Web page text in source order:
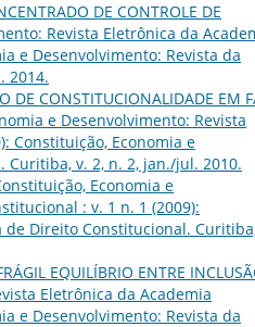
DE CONTROLE DE
Revista Eletrônica da
e Desenvolvimento: Revista da
2014.
DE CONSTITUCIONALIDADE EM
e Desenvolvimento: Revista
Constituição, Economia e
v. 2, n. 2, jan./jul. 2010.
Economia e
: v. 1 n. 1 (2009):
de Direito Constitucional.
EQUILÍBRIO ENTRE
Eletrônica da Academia
e Desenvolvimento: Revista da